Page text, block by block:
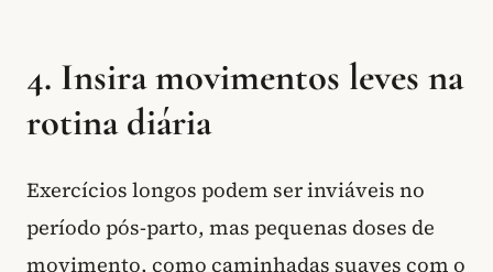
4. Insira movimentos leves na
rotina diária
Exercícios longos podem ser inviáveis no
período pós-parto, mas pequenas doses de
movimento, como caminhadas suaves com o